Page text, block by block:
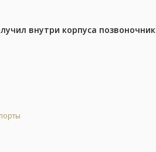
внутри корпуса позвоночник